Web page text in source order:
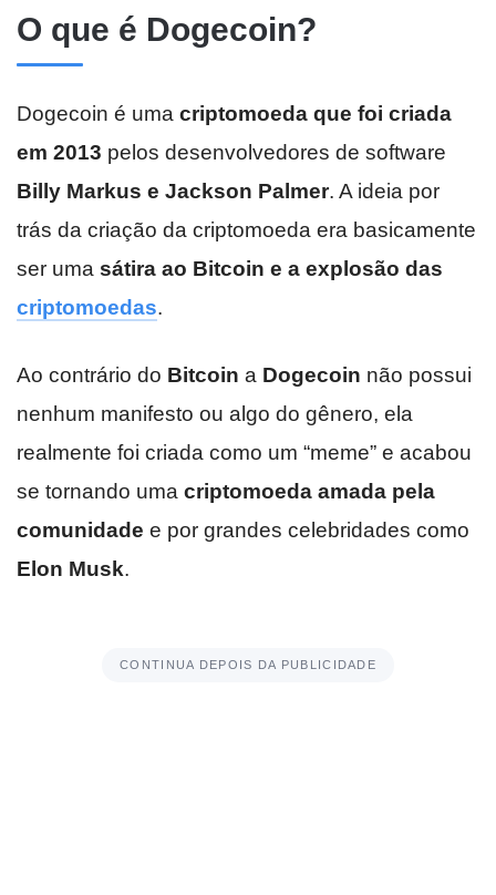
O que é Dogecoin?
Dogecoin é uma criptomoeda que foi criada
em 2013 pelos desenvolvedores de software
Billy Markus e Jackson Palmer. A ideia por
trás da criação da criptomoeda era basicamente
ser uma sátira ao Bitcoin e a explosão das
criptomoedas.
Ao contrário do Bitcoin a Dogecoin não possui
nenhum manifesto ou algo do gênero, ela
realmente foi criada como um “meme” e acabou
se tornando uma criptomoeda amada pela
comunidade e por grandes celebridades como
Elon Musk.
CONTINUA DEPOIS DA PUBLICIDADE